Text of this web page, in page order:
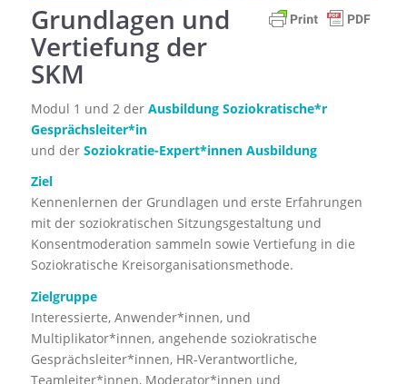
Grundlagen und
Vertiefung der
SKM
Modul 1 und 2 der Ausbildung Soziokratische*r
Gesprächsleiter*in
und der Soziokratie-Expert*innen Ausbildung
Ziel
Kennenlernen der Grundlagen und erste Erfahrungen
mit der soziokratischen Sitzungsgestaltung und
Konsentmoderation sammeln sowie Vertiefung in die
Soziokratische Kreisorganisationsmethode.
Zielgruppe
Interessierte, Anwender*innen, und
Multiplikator*innen, angehende soziokratische
Gesprächsleiter*innen, HR-Verantwortliche,
Teamleiter*innen, Moderator*innen und